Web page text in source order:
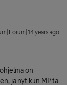
years ago
on
ja nyt kun MP:tä